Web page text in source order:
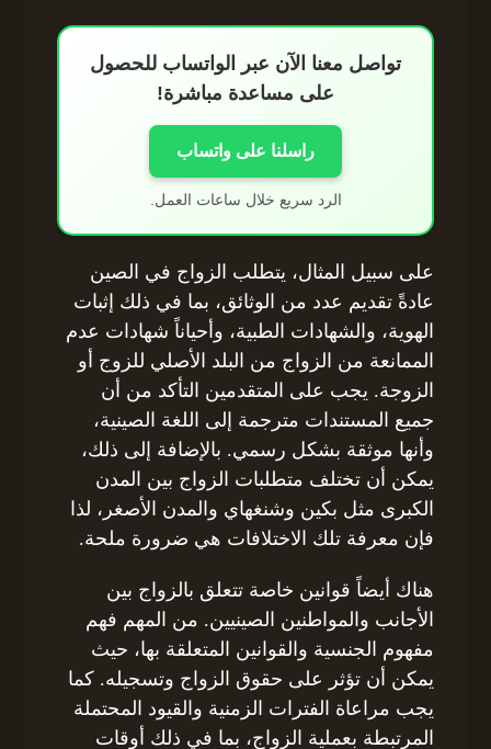
تواصل معنا الآن عبر الواتساب للحصول
على مساعدة مباشرة!
راسلنا على واتساب
الرد سريع خلال ساعات العمل.
على سبيل المثال، يتطلب الزواج في الصين
عادةً تقديم عدد من الوثائق، بما في ذلك إثبات
الهوية، والشهادات الطبية، وأحياناً شهادات عدم
الممانعة من الزواج من البلد الأصلي للزوج أو
الزوجة. يجب على المتقدمين التأكد من أن
جميع المستندات مترجمة إلى اللغة الصينية،
وأنها موثقة بشكل رسمي. بالإضافة إلى ذلك،
يمكن أن تختلف متطلبات الزواج بين المدن
الكبرى مثل بكين وشنغهاي والمدن الأصغر، لذا
فإن معرفة تلك الاختلافات هي ضرورة ملحة.
هناك أيضاً قوانين خاصة تتعلق بالزواج بين
الأجانب والمواطنين الصينيين. من المهم فهم
مفهوم الجنسية والقوانين المتعلقة بها، حيث
يمكن أن تؤثر على حقوق الزواج وتسجيله. كما
يجب مراعاة الفترات الزمنية والقيود المحتملة
المرتبطة بعملية الزواج، بما في ذلك أوقات